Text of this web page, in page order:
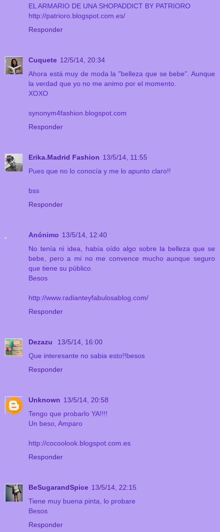
EL ARMARIO DE UNA SHOPADDICT BY PATRIORO
http://patrioro.blogspot.com.es/
Responder
Cuquete 12/5/14, 20:34
Ahora está muy de moda la "belleza que se bebe". Aunque
la verdad que yo no me animo por el momento.
XOXO
synonym4fashion.blogspot.com
Responder
Erika.Madrid Fashion 13/5/14, 11:55
Pues que no lo conocía y me lo apunto claro!!
bss
Responder
Anónimo 13/5/14, 12:40
No tenía ni idea, había oído algo sobre la belleza que se
bebe, pero a mi no me convence mucho aunque seguro
que tiene su público.
Besos
http://www.radianteyfabulosablog.com/
Responder
Dezazu
13/5/14, 16:00
Que interesante no sabia esto!!besos
Responder
Unknown 13/5/14, 20:58
Tengo que probarlo YA!!!!
Un beso, Amparo
http://cocoolook.blogspot.com.es
Responder
BeSugarandSpice 13/5/14, 22:15
Tiene muy buena pinta, lo probare
Besos
Responder